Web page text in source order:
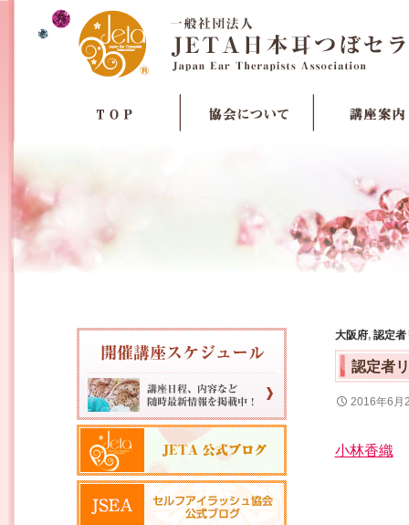
大阪府, 認定者
認定者
2016年6月
小林香織